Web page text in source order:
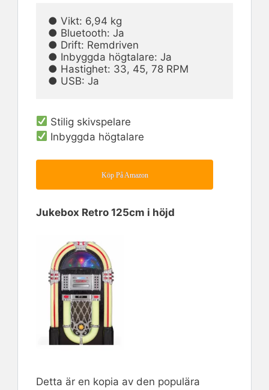
● Vikt: 6,94 kg
● Bluetooth: Ja
● Drift: Remdriven
● Inbyggda högtalare: Ja
● Hastighet: 33, 45, 78 RPM
● USB: Ja
Stilig skivspelare
Inbyggda högtalare
Köp På Amazon
Jukebox Retro 125cm i höjd
Detta är en kopia av den populära